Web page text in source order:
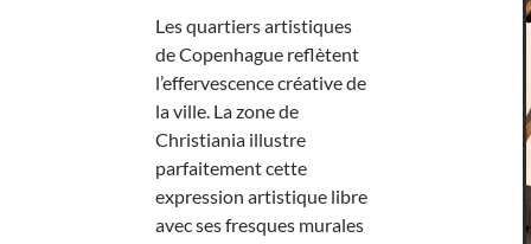
Les quartiers artistiques
de Copenhague reflètent
l’effervescence créative de
la ville. La zone de
Christiania illustre
parfaitement cette
expression artistique libre
avec ses fresques murales